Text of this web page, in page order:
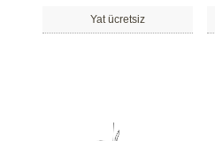
Yat ücretsiz